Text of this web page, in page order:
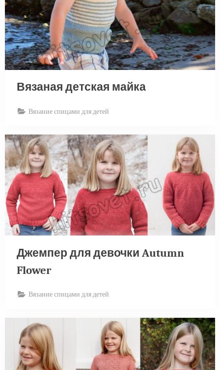
Вязаная детская майка
Вязание спицами для детей
Джемпер для девочки Autumn
Flower
Вязание спицами для детей